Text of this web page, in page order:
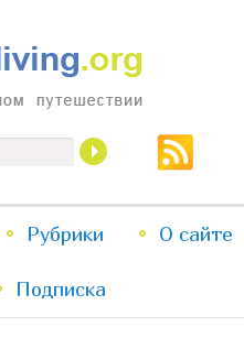
Перейти
к
Перейти
к
Рубрики О сайте
Подписка